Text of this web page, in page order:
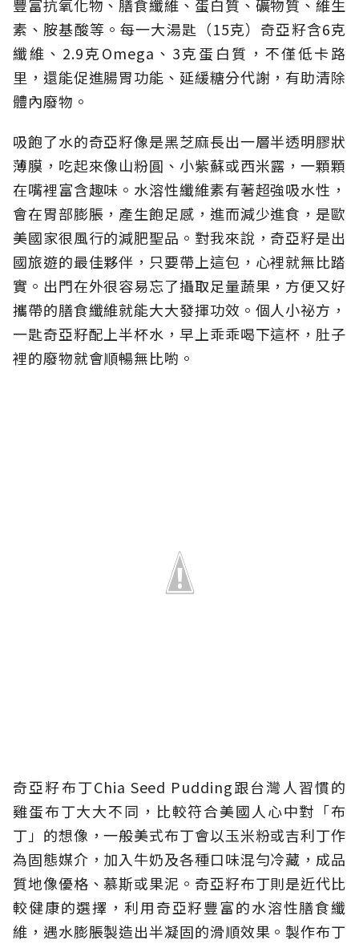
豐富抗氧化物、膳食纖維、蛋白質、礦物質、維生
素、胺基酸等。每一大湯匙（15克）奇亞籽含6克
纖維、2.9克Omega、3克蛋白質，不僅低卡路
里，還能促進腸胃功能、延緩糖分代謝，有助清除
體內廢物。
吸飽了水的奇亞籽像是黑芝麻長出一層半透明膠狀
薄膜，吃起來像山粉圓、小紫蘇或西米露，一顆顆
在嘴裡富含趣味。水溶性纖維素有著超強吸水性，
會在胃部膨脹，產生飽足感，進而減少進食，是歐
美國家很風行的減肥聖品。對我來說，奇亞籽是出
國旅遊的最佳夥伴，只要帶上這包，心裡就無比踏
實。出門在外很容易忘了攝取足量蔬果，方便又好
攜帶的膳食纖維就能大大發揮功效。個人小祕方，
一匙奇亞籽配上半杯水，早上乖乖喝下這杯，肚子
裡的廢物就會順暢無比喲。
奇亞籽布丁Chia Seed Pudding跟台灣人習慣的
雞蛋布丁大大不同，比較符合美國人心中對「布
丁」的想像，一般美式布丁會以玉米粉或吉利丁作
為固態媒介，加入牛奶及各種口味混勻冷藏，成品
質地像優格、慕斯或果泥。奇亞籽布丁則是近代比
較健康的選擇，利用奇亞籽豐富的水溶性膳食纖
維，遇水膨脹製造出半凝固的滑順效果。製作布丁